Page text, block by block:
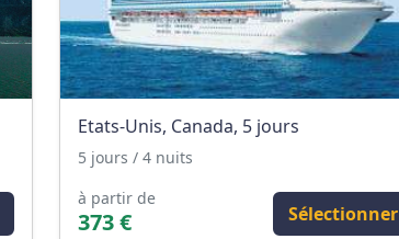
Etats-Unis, Canada, 5 jours
5 jours / 4 nuits
à partir de
373 € Sélectionner